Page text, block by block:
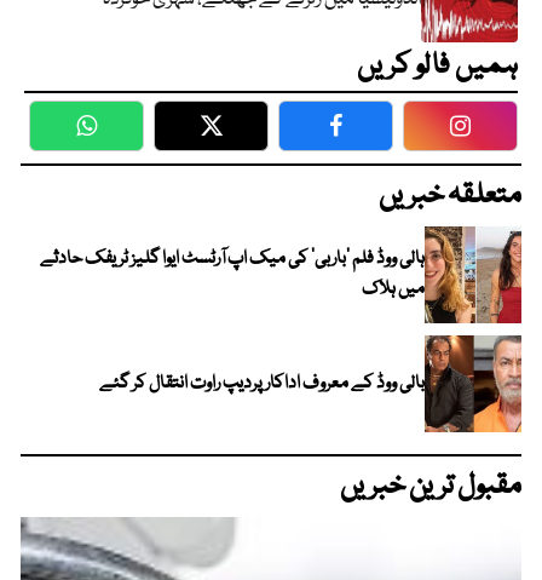
ہمیں فالو کریں
WhatsApp Twitter Facebook
متعلقہ خبریں
ہالی ووڈ فلم ’باربی‘ کی میک اپ آرٹسٹ ایوا گلیز ٹریفک حادثے
میں ہلاک
بالی ووڈ کے معروف اداکار پردیپ راوت انتقال کر گئے
مقبول ترین خبریں